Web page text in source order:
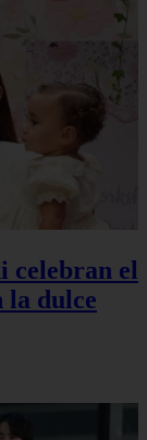
celebran el
la dulce